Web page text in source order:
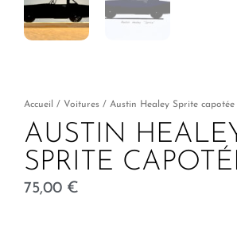
Accueil / Voitures / Austin Healey Sprite capotée
AUSTIN
SPRITE
75,00 €